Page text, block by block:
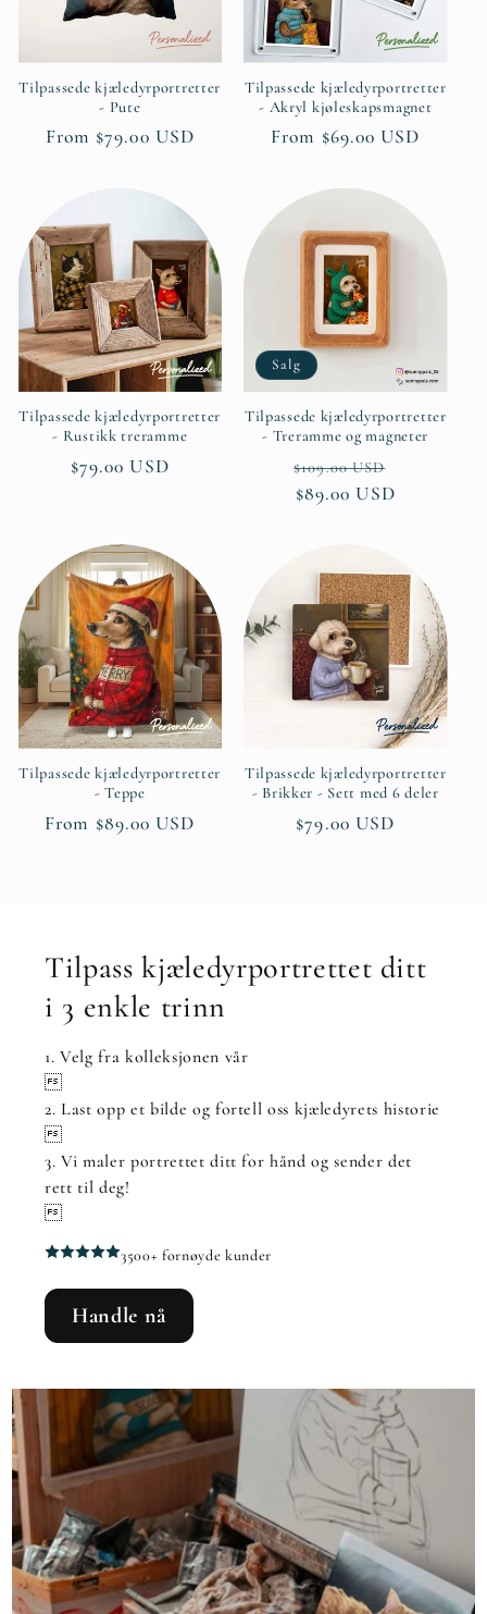
Tilpassede kjæledyrportretter
- Pute
Ordinær
From $79.00 USD
Tilpassede kjæledyrportretter
- Akryl kjøleskapsmagnet
Ordinær
From $69.00 USD
Tilpassede kjæledyrportretter
- Rustikk treramme
Ordinær
$79.00 USD
Salg
Tilpassede kjæledyrportretter
- Treramme og magneter
Ordinær
pris
$109.00 USD
$89.00 USD
Tilpassede kjæledyrportretter
- Teppe
Ordinær
From $89.00 USD
Tilpassede kjæledyrportretter
- Brikker - Sett med 6 deler
Ordinær
$79.00 USD
Tilpass kjæledyrportrettet ditt
i 3 enkle trinn
1. Velg fra kolleksjonen vår
2. Last opp et bilde og fortell oss kjæledyrets historie
3. Vi maler portrettet ditt for hånd og sender det
rett til deg!
3500+ fornøyde kunder
Handle nå